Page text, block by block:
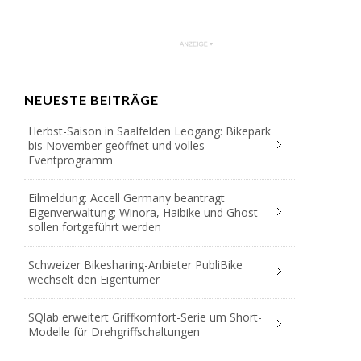
NEUESTE BEITRÄGE
Herbst-Saison in Saalfelden Leogang: Bikepark
bis November geöffnet und volles
Eventprogramm
Eilmeldung: Accell Germany beantragt
Eigenverwaltung; Winora, Haibike und Ghost
sollen fortgeführt werden
Schweizer Bikesharing-Anbieter PubliBike
wechselt den Eigentümer
SQlab erweitert Griffkomfort-Serie um Short-
Modelle für Drehgriffschaltungen